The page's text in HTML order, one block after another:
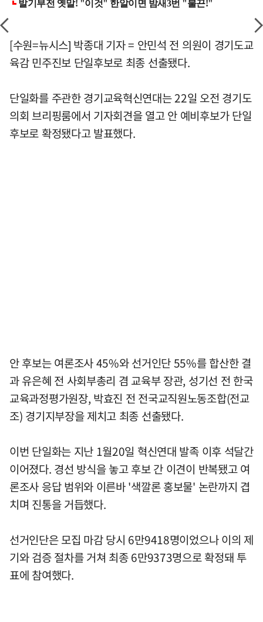
[수원=뉴시스] 박종대 기자 = 안민석 전 의원이 경기도교
육감 민주진보 단일후보로 최종 선출됐다.
단일화를 주관한 경기교육혁신연대는 22일 오전 경기도
의회 브리핑룸에서 기자회견을 열고 안 예비후보가 단일
후보로 확정됐다고 발표했다.
안 후보는 여론조사 45%와 선거인단 55%를 합산한 결
과 유은혜 전 사회부총리 겸 교육부 장관, 성기선 전 한국
교육과정평가원장, 박효진 전 전국교직원노동조합(전교
조) 경기지부장을 제치고 최종 선출됐다.
이번 단일화는 지난 1월20일 혁신연대 발족 이후 석달간
이어졌다. 경선 방식을 놓고 후보 간 이견이 반복됐고 여
론조사 응답 범위와 이른바 '색깔론 홍보물' 논란까지 겹
치며 진통을 거듭했다.
선거인단은 모집 마감 당시 6만9418명이었으나 이의 제
기와 검증 절차를 거쳐 최종 6만9373명으로 확정돼 투
표에 참여했다.